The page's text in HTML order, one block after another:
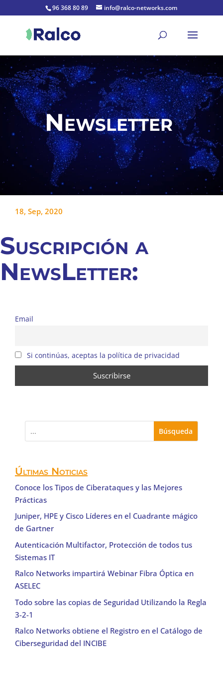
96 368 80 89 info@ralco-networks.com
Newsletter
18, Sep, 2020
Suscripción a
NewsLetter:
Email
Si continúas, aceptas la política de privacidad
Últimas Noticias
Conoce los Tipos de Ciberataques y las Mejores
Prácticas
Juniper, HPE y Cisco Líderes en el Cuadrante mágico
de Gartner
Autenticación Multifactor, Protección de todos tus
Sistemas IT
Ralco Networks impartirá Webinar Fibra Óptica en
ASELEC
Todo sobre las copias de Seguridad Utilizando la Regla
3-2-1
Ralco Networks obtiene el Registro en el Catálogo de
Ciberseguridad del INCIBE